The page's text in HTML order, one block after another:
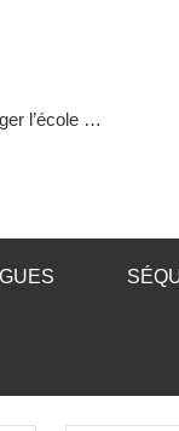
l’école …